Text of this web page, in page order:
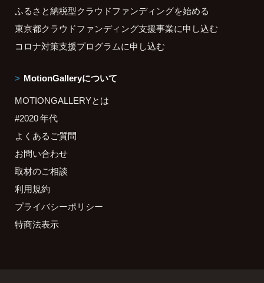
ふるさと納税型クラウドファンディングを始める
東京都クラウドファンディング支援事業に申し込む
コロナ対策支援プログラムに申し込む
MotionGalleryについて
MOTIONGALLERYとは
#2020 年代
よくあるご質問
お問い合わせ
取材のご相談
利用規約
プライバシーポリシー
特商法表示